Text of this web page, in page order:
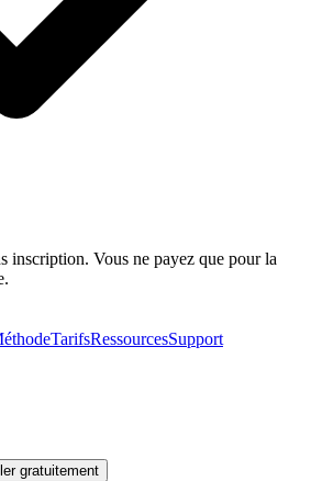
inscription. Vous ne payez que pour la
TarifsRessourcesSupport
gratuitement